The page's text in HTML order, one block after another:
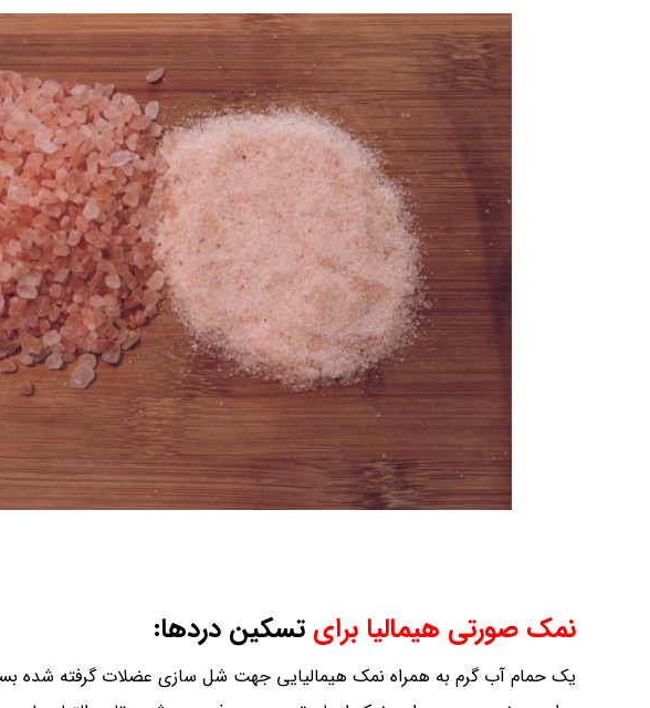
نمک صورتی هیمالیا برایتسکین دردها:
یک حمام آب گرم به همراه نمک هیمالیایی جهت شل سازی عضلات گرفته شده